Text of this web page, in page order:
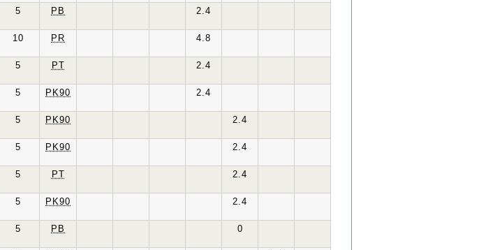
5 PB 2.4
10 PR 4.8
5 PT 2.4
5 PK90 2.4
5 PK90 2.4
5 PK90 2.4
5 PT 2.4
5 PK90 2.4
5 PB 0